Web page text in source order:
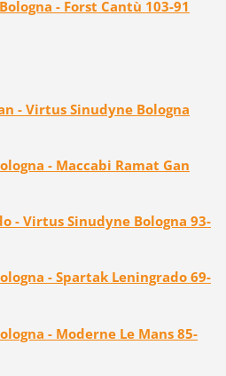
- Forst Cantù 103-91
- Virtus Sinudyne Bologna
- Maccabi Ramat Gan
- Virtus Sinudyne Bologna 93-
- Spartak Leningrado 69-
- Moderne Le Mans 85-